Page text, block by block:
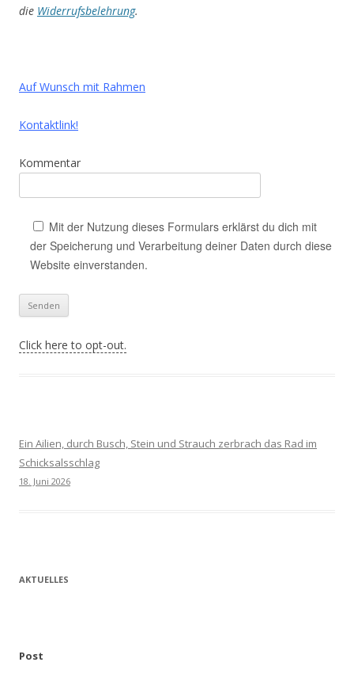
die Widerrufsbelehrung.
Auf Wunsch mit Rahmen
Kontaktlink!
Kommentar
Mit der Nutzung dieses Formulars erklärst du dich mit
der Speicherung und Verarbeitung deiner Daten durch diese
Website einverstanden.
Click here to opt-out.
Ein Ailien, durch Busch, Stein und Strauch zerbrach das Rad im
Schicksalsschlag
18. Juni 2026
AKTUELLES
Post